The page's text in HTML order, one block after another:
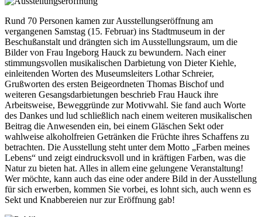
Rund 70 Personen kamen zur Ausstellungseröffnung am
vergangenen Samstag (15. Februar) ins Stadtmuseum in der
Beschußanstalt und drängten sich im Ausstellungsraum, um die
Bilder von Frau Ingeborg Hauck zu bewundern. Nach einer
stimmungsvollen musikalischen Darbietung von Dieter Kiehle,
einleitenden Worten des Museumsleiters Lothar Schreier,
Grußworten des ersten Beigeordneten Thomas Bischof und
weiteren Gesangsdarbietungen beschrieb Frau Hauck ihre
Arbeitsweise, Beweggründe zur Motivwahl. Sie fand auch Worte
des Dankes und lud schließlich nach einem weiteren musikalischen
Beitrag die Anwesenden ein, bei einem Gläschen Sekt oder
wahlweise alkoholfreien Getränken die Früchte ihres Schaffens zu
betrachten. Die Ausstellung steht unter dem Motto „Farben meines
Lebens“ und zeigt eindrucksvoll und in kräftigen Farben, was die
Natur zu bieten hat. Alles in allem eine gelungene Veranstaltung!
Wer möchte, kann auch das eine oder andere Bild in der Ausstellung
für sich erwerben, kommen Sie vorbei, es lohnt sich, auch wenn es
Sekt und Knabbereien nur zur Eröffnung gab!